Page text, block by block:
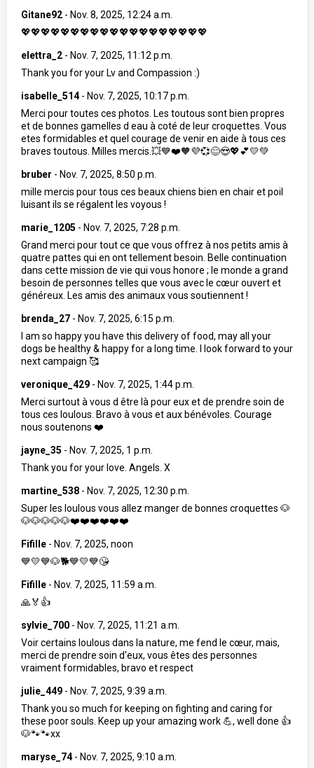
Gitane92 - Nov. 8, 2025, 12:24 a.m.
💖💖💖💖💖💖💖💖💖💖💖💖💖💖💖💖💖💖💖
elettra_2 - Nov. 7, 2025, 11:12 p.m.
Thank you for your Lv and Compassion :)
isabelle_514- Nov. 7, 2025, 10:17 p.m.
Merci pour toutes ces photos. Les toutous sont bien propres
et de bonnes gamelles d eau à coté de leur croquettes. Vous
etes formidables et quel courage de venir en aide à tous ces
braves toutous. Milles mercis.💥💙❤️🧡💜💞😊😍💖💕💛💚
bruber - Nov. 7, 2025, 8:50 p.m.
mille mercis pour tous ces beaux chiens bien en chair et poil
luisant ils se régalent les voyous !
marie_1205 - Nov. 7, 2025, 7:28 p.m.
Grand merci pour tout ce que vous offrez à nos petits amis à
quatre pattes qui en ont tellement besoin. Belle continuation
dans cette mission de vie qui vous honore ; le monde a grand
besoin de personnes telles que vous avec le cœur ouvert et
généreux. Les amis des animaux vous soutiennent !
brenda_27 - Nov. 7, 2025, 6:15 p.m.
I am so happy you have this delivery of food, may all your
dogs be healthy & happy for a long time. I look forward to your
next campaign 🥰
veronique_429 - Nov. 7, 2025, 1:44 p.m.
Merci surtout à vous d être là pour eux et de prendre soin de
tous ces loulous. Bravo à vous et aux bénévoles. Courage
nous soutenons ❤️
jayne_35 - Nov. 7, 2025, 1 p.m.
Thank you for your love. Angels. X
martine_538 - Nov. 7, 2025, 12:30 p.m.
Super les loulous vous allez manger de bonnes croquettes 🐶
🐶🐶🐶🐶🐶❤️❤️❤️❤️❤️❤️
Fifille - Nov. 7, 2025, noon
💙💛💙🐶🐕💙💛💙😘
Fifille - Nov. 7, 2025, 11:59 a.m.
🙏🏅👍
sylvie_700 - Nov. 7, 2025, 11:21 a.m.
Voir certains loulous dans la nature, me fend le cœur, mais,
merci de prendre soin d'eux, vous êtes des personnes
vraiment formidables, bravo et respect
julie_449 - Nov. 7, 2025, 9:39 a.m.
Thank you so much for keeping on fighting and caring for
these poor souls. Keep up your amazing work 💪, well done 👍
🐶🐾🐾xx
maryse_74- Nov. 7, 2025, 9:10 a.m.